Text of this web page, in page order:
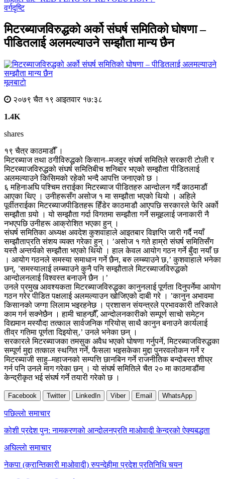
वर्गदृष्टि
मिटरब्याजविरुद्धको अर्को संघर्ष समितिको घोषणा –
पीडितलाई अलमल्याउने सम्झौता मान्य छैन
मूलबाटाे
२०७९ चैत १९ आइतवार १७:३८
1.4K
shares
१९ चैत्र काठमाडौँ ।
मिटरब्याज तथा ठगीविरुद्धको किसान–मजदुर संघर्ष समितिले सरकारी टोली र
मिटरब्याजविरुद्धको संघर्ष समितिबीच शनिबार भएको सम्झौता पीडितलाई
अलमल्याउने किसिमको रहेको भन्दै आपत्ति जनाएको छ ।
६ महिनाअघि पश्चिम तराईका मिटरब्याज पीडितहरु आन्दोलन गर्दै काठमाडौं
आएका थिए । उनीहरूसँग असोज १ मा सम्झौता भएको थियो । अहिले
पूर्वीतराईका मिटरब्याजपीडितहरू हिँडेर काठमाडौ आएपछि सरकारले फेरि अर्को
सम्झौता गर्‍यो । यो सम्झौता गर्दा विगतमा सम्झौता गर्ने समूहलाई जनाकारी नै
नभएपछि उनीहरू आक्रोशित भएका हुन् ।
संघर्ष समितिका अध्यक्ष अवदेश कुशवाहाले आइतबार विज्ञप्ति जारी गर्दै नयाँ
सम्झौताप्रति संशय व्यक्त गरेका हुन् । ’असोज १ गते हाम्रो संघर्ष समितिसँग
यस्तै अन्तर्यको सम्झौता भएको थियो । हाल केवल आयोग गठन गर्ने बुँदा नयाँ छ
। आयोग गठनले समस्या समाधान गर्ने छैन, बरु लम्ब्याउने छ‚’ कुशवाहाले भनेका
छन्, ’समस्यालाई लम्ब्याउने कुनै पनि सम्झौताले मिटरब्याजविरुद्धको
आन्दोलनलाई विश्वस्त बनाउने छैन ।’
उनले प्रमुख आवश्यकता मिटरब्याजविरुद्धका कानुनलाई पूर्णता दिनुपर्नेमा आयोग
गठन गरेर पीडित पक्षलाई अलमल्याउन खोजिएको दाबी गरे । ’कानुन अभावमा
किसानको जग्गा लिलाम भइरहनेछ । प्रशासन संयन्त्रले प्रभावकारी तरिकाले
काम गर्न सक्नेछैन । हामी चाहन्छौँ, आन्दोलनकारीको सम्पूर्ण साचो समेट्न
विद्यमान मस्यौदा तत्काल सार्वजनिक गरियोस् साथै कानुन बनाउने कार्यलाई
तीव्र गतिमा पूर्णता दिइयोस्‚’ उनले भनेका छन् ।
सरकारले मिटरब्याजका तमसुक अवैध भएको घोषणा गर्नुपर्ने, मिटरब्याजविरुद्धका
सम्पूर्ण मुद्दा तत्काल स्थगित गर्ने, फैसला भइसकेका मुद्दा पुनरवलोकन गर्ने र
मिटरब्याजी साहु–महाजनको सम्पत्ति छानबिन गर्ने राजनीतिक बन्दोबस्त शीघ्र
गर्न पनि उनले माग गरेका छन् । यो संघर्ष समितिले चैत २० मा काठमाडौंमा
केन्द्रीकृत भई संघर्ष गर्ने तयारी गरेको छ ।
Facebook Twitter LinkedIn Viber Email WhatsApp
Post
navigation
पछिल्लाे समाचार
कोशी प्रदेश पुन: नामकरणको आन्दोलनप्रति माओवादी केन्द्रको ऐक्यबद्धता
अघिल्लाे समाचार
नेकपा (क्रान्तिकारी माओवादी) रुपन्देहीमा प्रदेश प्रतिनिधि चयन